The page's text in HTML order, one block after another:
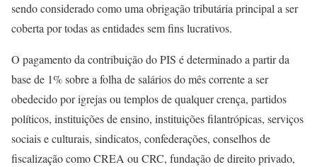
sendo considerado como uma obrigação tributária principal a ser
coberta por todas as entidades sem fins lucrativos.
O pagamento da contribuição do PIS é determinado a partir da
base de 1% sobre a folha de salários do mês corrente a ser
obedecido por igrejas ou templos de qualquer crença, partidos
políticos, instituições de ensino, instituições filantrópicas, serviços
sociais e culturais, sindicatos, confederações, conselhos de
fiscalização como CREA ou CRC, fundação de direito privado,